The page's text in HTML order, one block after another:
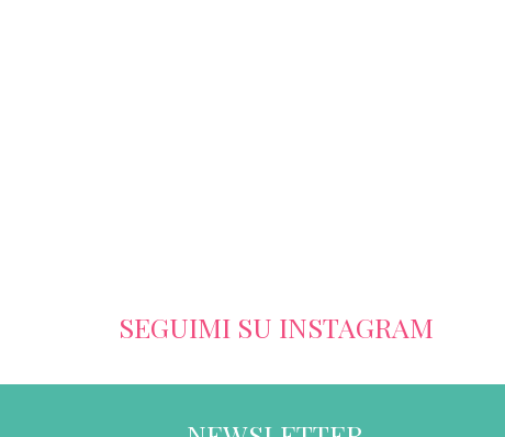
SEGUIMI SU INSTAGRAM